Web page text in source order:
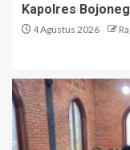
Kapolres
4 Agustus 2026